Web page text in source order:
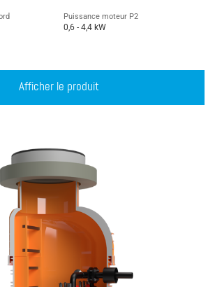
Puissance moteur P2
0,6 - 4,4 kW
Afficher le produit